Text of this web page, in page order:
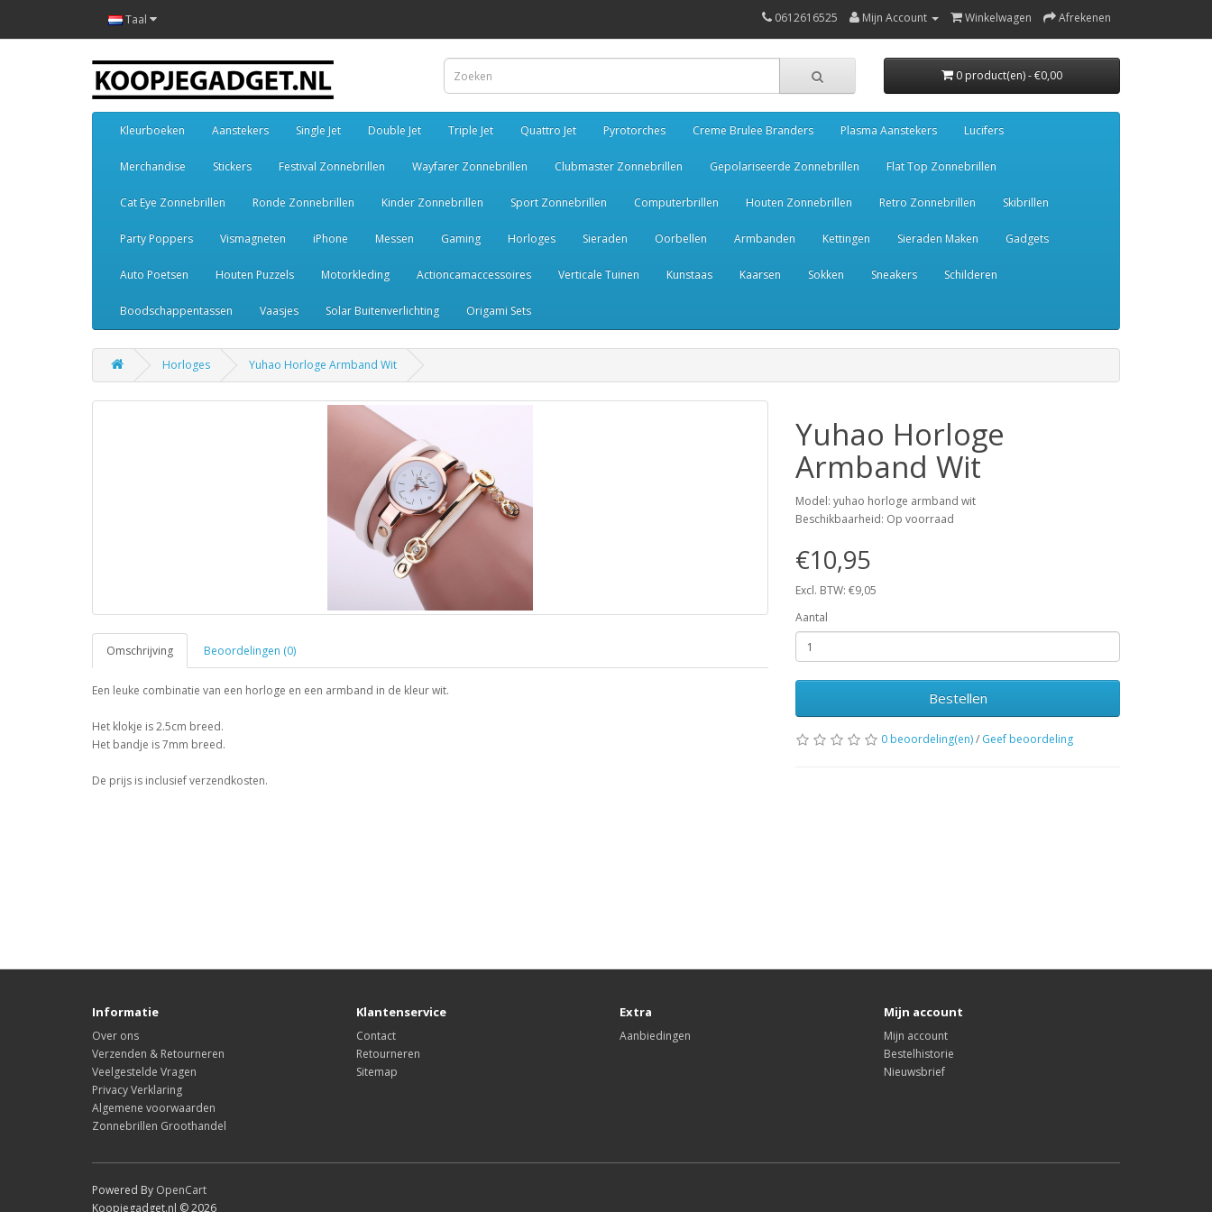
Taal 0612616525 Mijn Account Winkelwagen Afrekenen
0 product(en) - €0,00
Kleurboeken Aanstekers Single Jet Double Jet Triple Jet Quattro Jet Pyrotorches Creme Brulee Branders Plasma Aanstekers Lucifers
Merchandise Stickers Festival Zonnebrillen Wayfarer Zonnebrillen Clubmaster Zonnebrillen Gepolariseerde Zonnebrillen Flat Top Zonnebrillen
Cat Eye Zonnebrillen Ronde Zonnebrillen Kinder Zonnebrillen Sport Zonnebrillen Computerbrillen Houten Zonnebrillen Retro Zonnebrillen Skibrillen
Party Poppers Vismagneten iPhone Messen Gaming Horloges Sieraden Oorbellen Armbanden Kettingen Sieraden Maken Gadgets
Auto Poetsen Houten Puzzels Motorkleding Actioncamaccessoires Verticale Tuinen Kunstaas Kaarsen Sokken Sneakers Schilderen
Boodschappentassen Vaasjes Solar Buitenverlichting Origami Sets
Horloges Yuhao Horloge Armband Wit
Omschrijving Beoordelingen (0)
Een leuke combinatie van een horloge en een armband in de kleur wit.
Het klokje is 2.5cm breed.
Het bandje is 7mm breed.
De prijs is inclusief verzendkosten.
Yuhao Horloge
Armband Wit
Model: yuhao horloge armband wit
Beschikbaarheid: Op voorraad
€10,95
Excl. BTW: €9,05
Aantal
Bestellen
0 beoordeling(en)/ Geef beoordeling
Informatie
Over ons
Verzenden & Retourneren
Veelgestelde Vragen
Privacy Verklaring
Algemene voorwaarden
Zonnebrillen Groothandel
Klantenservice
Contact
Retourneren
Sitemap
Extra
Aanbiedingen
Mijn account
Mijn account
Bestelhistorie
Nieuwsbrief
Powered By OpenCart
Koopjegadget.nl © 2026